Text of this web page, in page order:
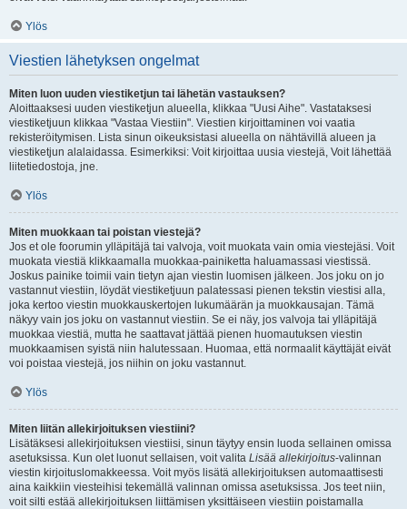
Ylös
Viestien lähetyksen ongelmat
Miten luon uuden viestiketjun tai lähetän vastauksen?
Aloittaaksesi uuden viestiketjun alueella, klikkaa "Uusi Aihe". Vastataksesi
viestiketjuun klikkaa "Vastaa Viestiin". Viestien kirjoittaminen voi vaatia
rekisteröitymisen. Lista sinun oikeuksistasi alueella on nähtävillä alueen ja
viestiketjun alalaidassa. Esimerkiksi: Voit kirjoittaa uusia viestejä, Voit lähettää
liitetiedostoja, jne.
Ylös
Miten muokkaan tai poistan viestejä?
Jos et ole foorumin ylläpitäjä tai valvoja, voit muokata vain omia viestejäsi. Voit
muokata viestiä klikkaamalla muokkaa-painiketta haluamassasi viestissä.
Joskus painike toimii vain tietyn ajan viestin luomisen jälkeen. Jos joku on jo
vastannut viestiin, löydät viestiketjuun palatessasi pienen tekstin viestisi alla,
joka kertoo viestin muokkauskertojen lukumäärän ja muokkausajan. Tämä
näkyy vain jos joku on vastannut viestiin. Se ei näy, jos valvoja tai ylläpitäjä
muokkaa viestiä, mutta he saattavat jättää pienen huomautuksen viestin
muokkaamisen syistä niin halutessaan. Huomaa, että normaalit käyttäjät eivät
voi poistaa viestejä, jos niihin on joku vastannut.
Ylös
Miten liitän allekirjoituksen viestiini?
Lisätäksesi allekirjoituksen viestiisi, sinun täytyy ensin luoda sellainen omissa
asetuksissa. Kun olet luonut sellaisen, voit valita Lisää allekirjoitus-valinnan
viestin kirjoituslomakkeessa. Voit myös lisätä allekirjoituksen automaattisesti
aina kaikkiin viesteihisi tekemällä valinnan omissa asetuksissa. Jos teet niin,
voit silti estää allekirjoituksen liittämisen yksittäiseen viestiin poistamalla